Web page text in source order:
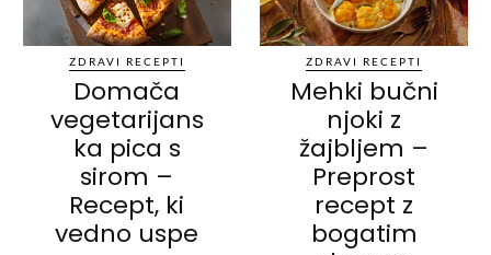
ZDRAVI RECEPTI
Domača
vegetarijans
ka pica s
sirom –
Recept, ki
vedno uspe
ZDRAVI RECEPTI
Mehki bučni
njoki z
žajbljem –
Preprost
recept z
bogatim